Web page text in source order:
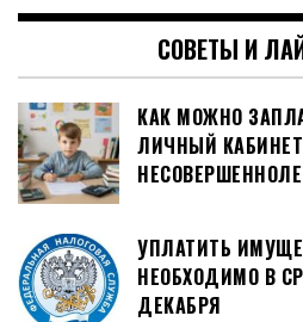
СОВЕТЫ И
КАК МОЖНО
ЛИЧНЫЙ
УПЛАТИТЬ
НЕОБХОДИМО В
ДЕКАБРЯ